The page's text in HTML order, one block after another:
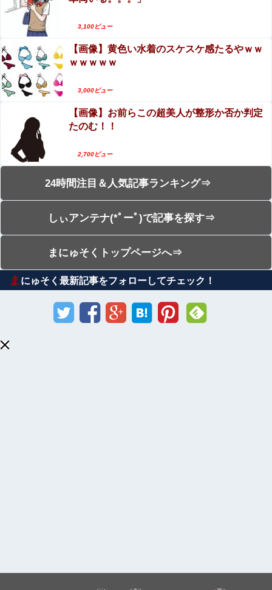
3,100ビュー
【画像】黄色い水着のスケスケ感たるやｗｗ
ｗｗｗｗｗ
3,000ビュー
【画像】お前らこの超美人が整形か否か判定
たのむ！！
2,700ビュー
24時間注目＆人気記事ランキング⇒
しぃアンテナ(*ﾟーﾟ)で記事を探す⇒
まにゅそくトップページへ⇒
ま にゅそく最新記事をフォローしてチェック！